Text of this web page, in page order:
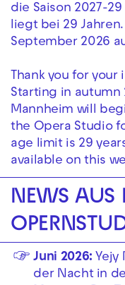
die Saison 2027-
liegt bei 29
September 2026
Thank you for your
Starting in autumn
Mannheim will
the Opera Studio
age limit is 29
available on this
NEWS AUS
Juni 2026: Yejy
der Nacht in